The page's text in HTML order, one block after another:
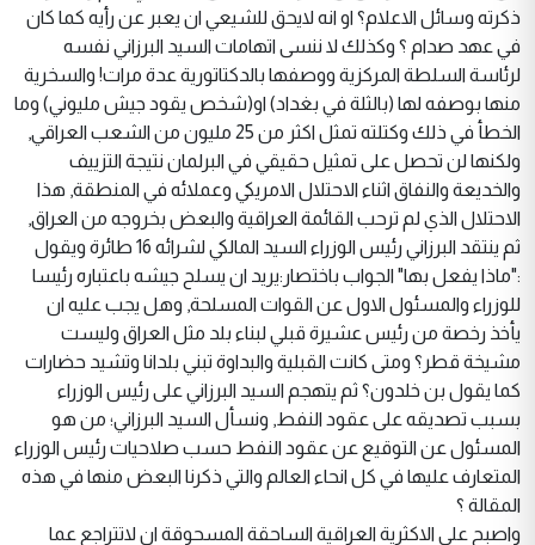
ذكرته وسائل الاعلام؟ او انه لايحق للشيعي ان يعبر عن رأيه كما كان
في عهد صدام ؟ وكذلك لا ننسى اتهامات السيد البرزاني نفسه
لرئاسة السلطة المركزية ووصفها بالدكتاتورية عدة مرات! والسخرية
منها بوصفه لها (بالثلة في بغداد) او(شخص يقود جيش مليوني) وما
الخطأ في ذلك وكتلته تمثل اكثر من 25 مليون من الشعب العراقي,
ولكنها لن تحصل على تمثيل حقيقي في البرلمان نتيجة التزييف
والخديعة والنفاق اثناء الاحتلال الامريكي وعملائه في المنطقة, هذا
الاحتلال الذي لم ترحب القائمة العراقية والبعض بخروجه من العراق,
ثم ينتقد البرزاني رئيس الوزراء السيد المالكي لشرائه 16 طائرة ويقول
:"ماذا يفعل بها" الجواب باختصار:يريد ان يسلح جيشه باعتباره رئيسا
للوزراء والمسئول الاول عن القوات المسلحة, وهل يجب عليه ان
يأخذ رخصة من رئيس عشيرة قبلي لبناء بلد مثل العراق وليست
مشيخة قطر؟ ومتى كانت القبلية والبداوة تبني بلدانا وتشيد حضارات
كما يقول بن خلدون؟ ثم يتهجم السيد البرزاني على رئيس الوزراء
بسبب تصديقه على عقود النفط, ونسأل السيد البرزاني؛ من هو
المسئول عن التوقيع عن عقود النفط حسب صلاحيات رئيس الوزراء
المتعارف عليها في كل انحاء العالم والتي ذكرنا البعض منها في هذه
المقالة ؟
واصبح على الاكثرية العراقية الساحقة المسحوقة ان لاتتراجع عما